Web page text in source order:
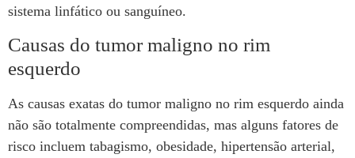
sistema linfático ou sanguíneo.
Causas do tumor maligno no rim
esquerdo
As causas exatas do tumor maligno no rim esquerdo ainda
não são totalmente compreendidas, mas alguns fatores de
risco incluem tabagismo, obesidade, hipertensão arterial,